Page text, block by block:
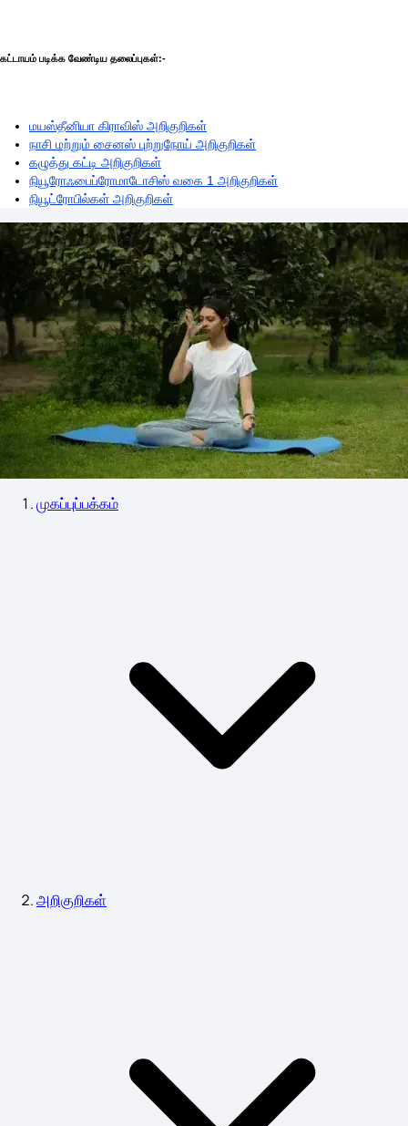
கட்டாயம் படிக்க வேண்டிய தலைப்புகள்:-
மயஸ்தீனியா கிராவிஸ் அறிகுறிகள்
நாசி மற்றும் சைனஸ் புற்றுநோய் அறிகுறிகள்
கழுத்து கட்டி அறிகுறிகள்
நியூரோஃபைப்ரோமாடோசிஸ் வகை 1 அறிகுறிகள்
நியூட்ரோபில்கள் அறிகுறிகள்
முகப்புப்பக்கம்
அறிகுறிகள்